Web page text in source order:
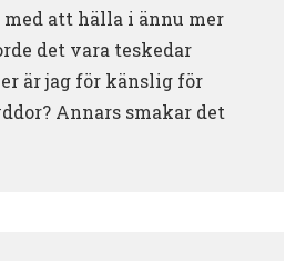
med att hälla i ännu mer
det vara teskedar
är jag för känslig för
Annars smakar det